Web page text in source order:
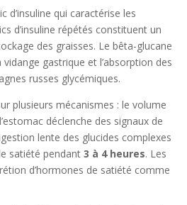
d’insuline qui caractérise les
d’insuline répétés constituent un
des graisses. Le bêta-glucane
gastrique et l’absorption des
russes glycémiques.
plusieurs mécanismes : le volume
déclenche des signaux de
lente des glucides complexes
satiété pendant 3 à 4 heures. Les
d’hormones de satiété comme